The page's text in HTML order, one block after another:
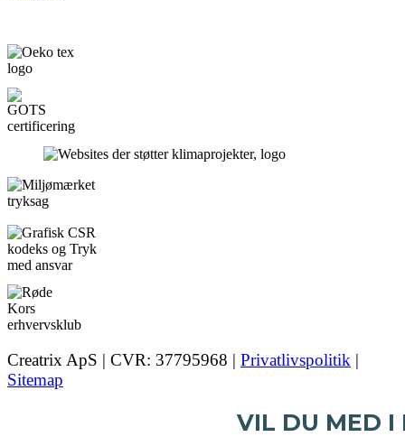
Creatrix ApS | CVR: 37795968 | Privatlivspolitik |
Sitemap
VIL DU MED I